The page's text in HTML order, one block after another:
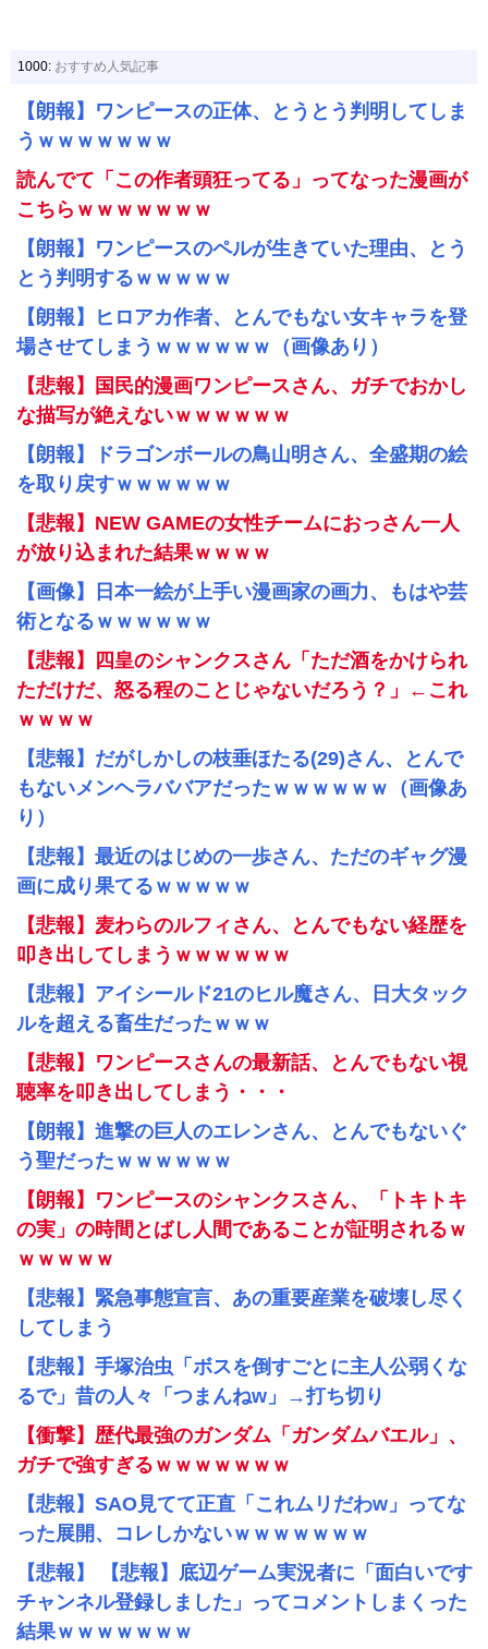
1000: おすすめ人気記事
【朗報】ワンピースの正体、とうとう判明してしま
うｗｗｗｗｗｗｗ
読んでて「この作者頭狂ってる」ってなった漫画が
こちらｗｗｗｗｗｗｗ
【朗報】ワンピースのペルが生きていた理由、とう
とう判明するｗｗｗｗｗ
【朗報】ヒロアカ作者、とんでもない女キャラを登
場させてしまうｗｗｗｗｗｗ（画像あり）
【悲報】国民的漫画ワンピースさん、ガチでおかし
な描写が絶えないｗｗｗｗｗｗ
【朗報】ドラゴンボールの鳥山明さん、全盛期の絵
を取り戻すｗｗｗｗｗｗ
【悲報】NEW GAMEの女性チームにおっさん一人
が放り込まれた結果ｗｗｗｗ
【画像】日本一絵が上手い漫画家の画力、もはや芸
術となるｗｗｗｗｗｗ
【悲報】四皇のシャンクスさん「ただ酒をかけられ
ただけだ、怒る程のことじゃないだろう？」←これ
ｗｗｗｗ
【悲報】だがしかしの枝垂ほたる(29)さん、とんで
もないメンヘラババアだったｗｗｗｗｗｗ（画像あ
り）
【悲報】最近のはじめの一歩さん、ただのギャグ漫
画に成り果てるｗｗｗｗｗ
【悲報】麦わらのルフィさん、とんでもない経歴を
叩き出してしまうｗｗｗｗｗｗ
【悲報】アイシールド21のヒル魔さん、日大タック
ルを超える畜生だったｗｗｗ
【悲報】ワンピースさんの最新話、とんでもない視
聴率を叩き出してしまう・・・
【朗報】進撃の巨人のエレンさん、とんでもないぐ
う聖だったｗｗｗｗｗｗ
【朗報】ワンピースのシャンクスさん、「トキトキ
の実」の時間とばし人間であることが証明されるｗ
ｗｗｗｗｗ
【悲報】緊急事態宣言、あの重要産業を破壊し尽く
してしまう
【悲報】手塚治虫「ボスを倒すごとに主人公弱くな
るで」昔の人々「つまんねw」→打ち切り
【衝撃】歴代最強のガンダム「ガンダムバエル」、
ガチで強すぎるｗｗｗｗｗｗｗ
【悲報】SAO見てて正直「これムリだわw」ってな
った展開、コレしかないｗｗｗｗｗｗｗ
【悲報】 【悲報】底辺ゲーム実況者に「面白いです
チャンネル登録しました」ってコメントしまくった
結果ｗｗｗｗｗｗｗ